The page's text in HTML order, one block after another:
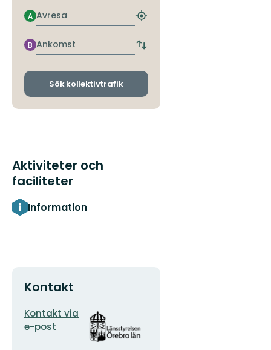
Avresa
A
Hitta
hållplats
Ankomst
B
Byt
och
Sök kollektivtrafik
Aktiviteter och
faciliteter
Information
Kontakt
E-
postadress
Kontakt via
e-post
Organisationens
logotyp